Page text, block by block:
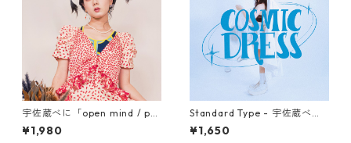
MAYU BENINGO
Local Little Shop
Thai
宇佐蔵べに「open mind / pa
ssion」[7inch Record]
¥1,980
Standard Type - 宇佐蔵べに3
rd Single『コズミックドレ
ス』
¥1,650